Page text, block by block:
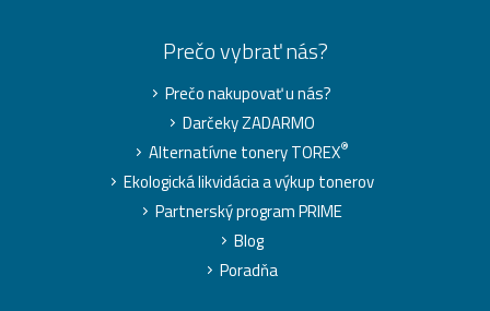
Prečo vybrať nás?
Prečo nakupovať u nás?
Darčeky ZADARMO
Alternatívne tonery TOREX®
Ekologická likvidácia a výkup tonerov
Partnerský program PRIME
Blog
Poradňa